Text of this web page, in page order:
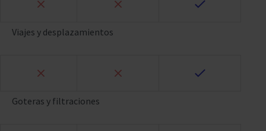
Viajes y desplazamientos
Goteras y filtraciones